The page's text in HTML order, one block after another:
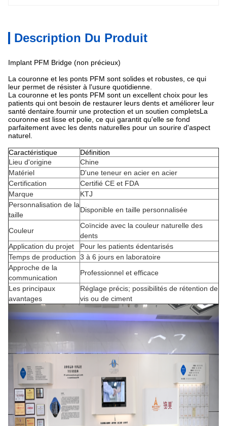
Description Du Produit
Implant PFM Bridge (non précieux)
La couronne et les ponts PFM sont solides et robustes, ce qui
leur permet de résister à l'usure quotidienne.
La couronne et les ponts PFM sont un excellent choix pour les
patients qui ont besoin de restaurer leurs dents et améliorer leur
santé dentaire.fournir une protection et un soutien completsLa
couronne est lisse et polie, ce qui garantit qu'elle se fond
parfaitement avec les dents naturelles pour un sourire d'aspect
naturel.
Caractéristique
Définition
Lieu d'origine
Chine
Matériel
D'une teneur en acier en acier
Certification
Certifié CE et FDA
Marque
KTJ
Personnalisation de la
taille
Disponible en taille personnalisée
Couleur
Coïncide avec la couleur naturelle des
dents
Application du projet
Pour les patients édentarisés
Temps de production 3 à 6 jours en laboratoire
Approche de la
communication
Professionnel et efficace
Les principaux
avantages
Réglage précis; possibilités de rétention de
vis ou de ciment